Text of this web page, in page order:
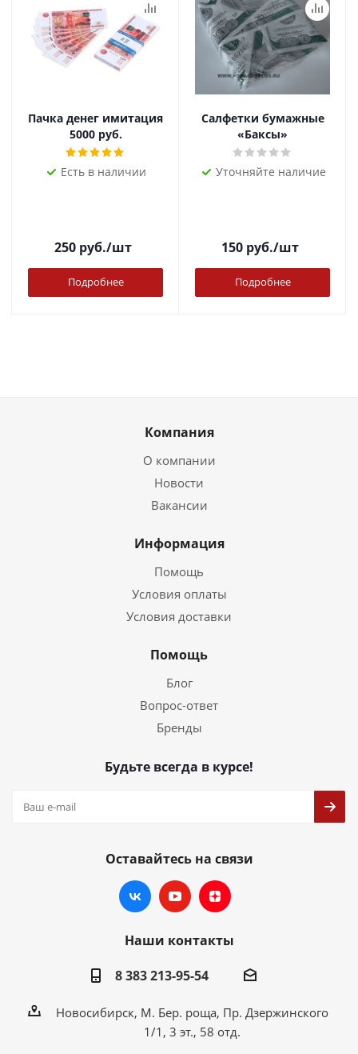
Пачка денег имитация
5000 руб.
Есть в наличии
250руб./шт
Подробнее
Салфетки бумажные
«Баксы»
Уточняйте наличие
150руб./шт
Подробнее
Компания
О компании
Новости
Вакансии
Информация
Помощь
Условия оплаты
Условия доставки
Помощь
Блог
Вопрос-ответ
Бренды
Будьте всегда в курсе!
Оставайтесь на связи
Наши контакты
8 383 213-95-54
Новосибирск, М. Бер. роща, Пр. Дзержинского
1/1, 3 эт., 58 отд.